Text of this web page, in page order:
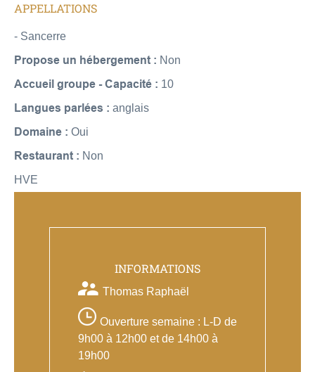
APPELLATIONS
- Sancerre
Propose un hébergement : Non
Accueil groupe - Capacité : 10
Langues parlées : anglais
Domaine : Oui
Restaurant : Non
HVE
INFORMATIONS
Thomas Raphaël
Ouverture semaine : L-D de
9h00 à 12h00 et de 14h00 à
19h00